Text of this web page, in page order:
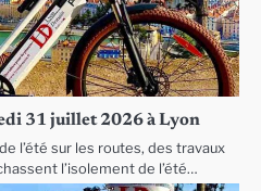
31 juillet 2026 à Lyon
l’été sur les routes, des travaux
l’isolement de l’été…